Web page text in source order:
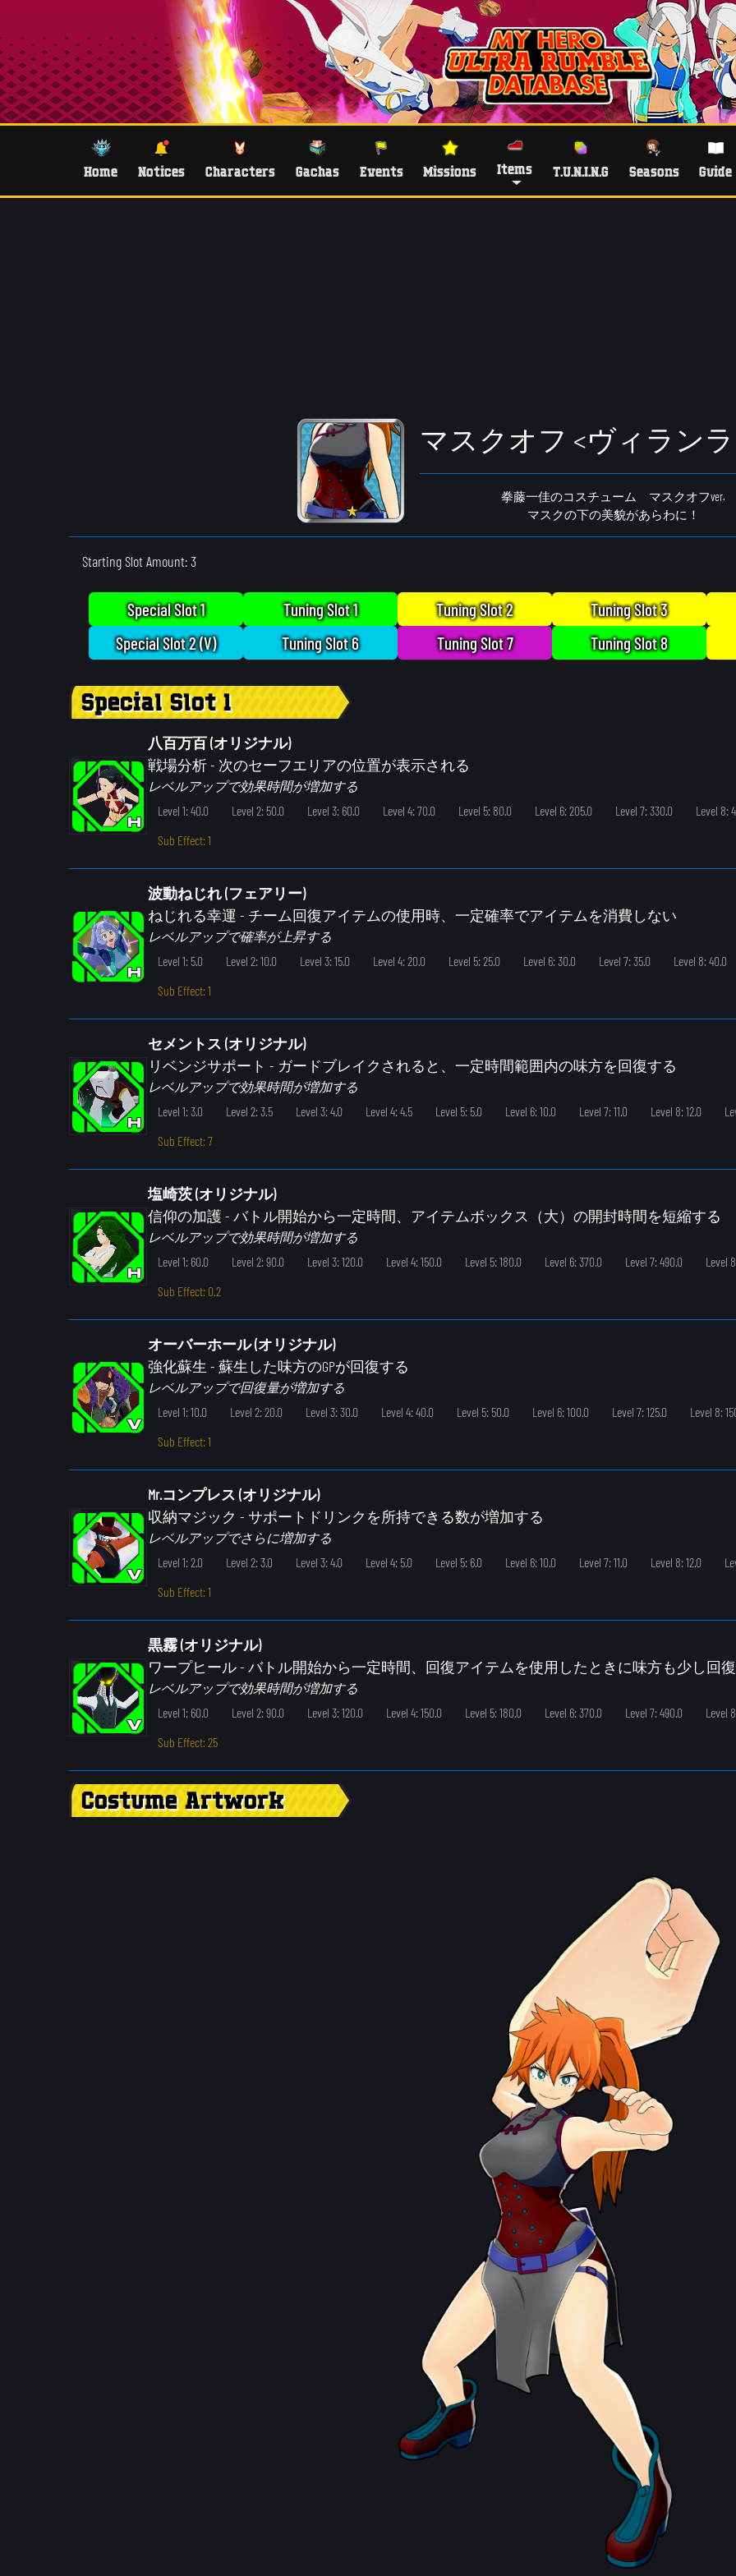
Home Notices Characters Gachas Events Missions Items T.U.N.I.N.G Seasons Guide
マスクオフ <ヴィラン
拳藤一佳のコスチューム マスクオフver.
マスクの下の美貌があらわに！
Starting Slot Amount: 3
Special Slot 1 Tuning Slot 1 Tuning Slot 2 Tuning Slot 3
Special Slot 2 (V)
Tuning Slot 6 Tuning Slot 7 Tuning Slot 8
Special Slot 1
八百万百 (オリジナル)
戦場分析- 次のセーフエリアの位置が表示される
レベルアップで効果時間が増加する
Level 1: 40.0
Level 2: 50.0 Level 3: 60.0 Level 4: 70.0 Level 5: 80.0 Level 6: 205.0 Level 7: 330.0 Level 8:
Sub Effect: 1
波動ねじれ (フェアリー)
ねじれる幸運 - チーム回復アイテムの使用時、一定確率でアイテムを消費しない
レベルアップで確率が上昇する
Level 1: 5.0
Level 2: 10.0 Level 3: 15.0 Level 4: 20.0 Level 5: 25.0 Level 6: 30.0 Level 7: 35.0 Level 8: 40.0
Sub Effect: 1
セメントス (オリジナル)
リベンジサポート - ガードブレイクされると、一定時間範囲内の味方を回復する
レベルアップで効果時間が増加する
Level 1: 3.0
Level 2: 3.5 Level 3: 4.0 Level 4: 4.5 Level 5: 5.0 Level 6: 10.0 Level 7: 11.0 Level 8: 12.0
Sub Effect: 7
塩崎茨 (オリジナル)
信仰の加護 - バトル開始から一定時間、アイテムボックス（大）の開封時間を短縮する
レベルアップで効果時間が増加する
Level 1: 60.0
Level 2: 90.0 Level 3: 120.0 Level 4: 150.0 Level 5: 180.0 Level 6: 370.0 Level 7: 490.0 Level
Sub Effect: 0.2
オーバーホール (オリジナル)
強化蘇生 - 蘇生した味方のGPが回復する
レベルアップで回復量が増加する
Level 1: 10.0
Level 2: 20.0 Level 3: 30.0 Level 4: 40.0 Level 5: 50.0 Level 6: 100.0 Level 7: 125.0 Level 8:
Sub Effect: 1
Mr.コンプレス (オリジナル)
収納マジック - サポートドリンクを所持できる数が増加する
レベルアップでさらに増加する
Level 1: 2.0
Level 2: 3.0 Level 3: 4.0 Level 4: 5.0 Level 5: 6.0 Level 6: 10.0 Level 7: 11.0 Level 8: 12.0
Sub Effect: 1
黒霧 (オリジナル)
ワープヒール- バトル開始から一定時間、回復アイテムを使用したときに味方も少し回
レベルアップで効果時間が増加する
Level 1: 60.0
Level 2: 90.0 Level 3: 120.0 Level 4: 150.0 Level 5: 180.0 Level 6: 370.0 Level 7: 490.0 Level
Sub Effect: 25
Costume Artwork